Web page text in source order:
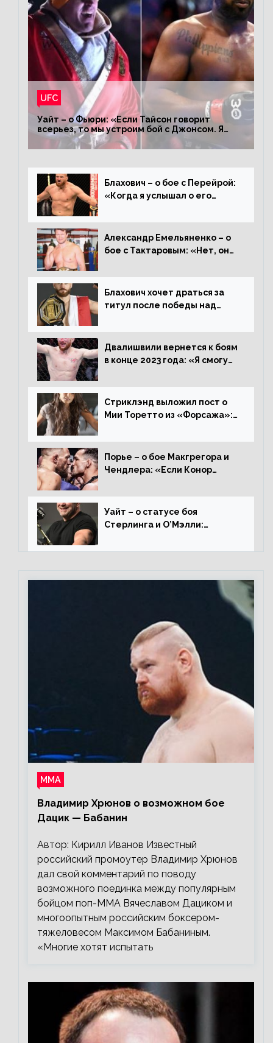
UFC
Уайт – о Фьюри: «Если Тайсон говорит
всерьез, то мы устроим бой с Джонсом. Я
заставил Флойда Мейвезера драться с
Конором»
Блахович – о бое с Перейрой:
«Когда я услышал о его
драться с ним»
Александр Емельяненко – о
бое с Тактаровым: «Нет, он
Блахович хочет драться за
титул после победы над
увезти пояс в Польшу»
Двалишвили вернется к боям
в конце 2023 года: «Я смогу
Стриклэнд выложил пост о
Мии Торетто из «Форсажа»:
смотреть этот отсталый
фильм»
Порье – о бое Макгрегора и
Чендлера: «Если Конор
нокаутирует Майкла»
Уайт – о статусе боя
Стерлинга и О’Мэлли:
травму? Он готовится,
ММА
Владимир Хрюнов о возможном бое
Дацик — Бабанин
Автор: Кирилл Иванов Известный
российский промоутер Владимир Хрюнов
дал свой комментарий по поводу
возможного поединка между популярным
бойцом поп-ММА Вячеславом Дациком и
многоопытным российским боксером-
тяжеловесом Максимом Бабаниным.
«Многие хотят испытать